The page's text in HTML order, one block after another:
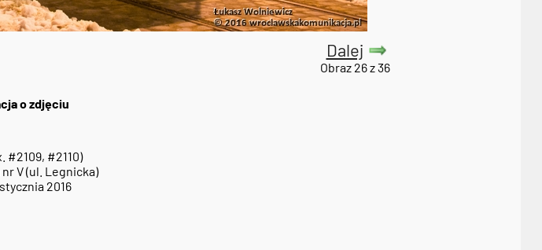
Dalej
Obraz 26 z 36
o zdjęciu
#2109, #2110)
V (ul. Legnicka)
2016